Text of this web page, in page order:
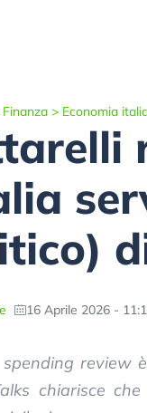
> Economia
16 Aprile 2026 -
spending review
chiarisce